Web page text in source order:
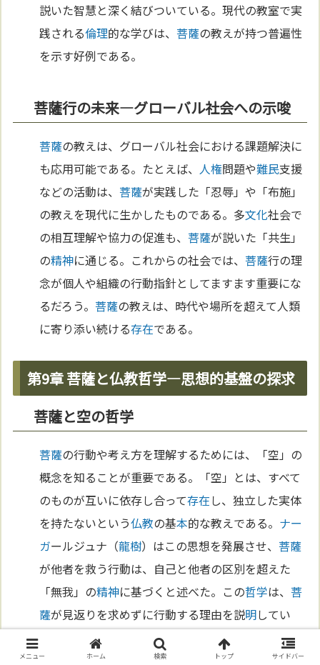
説いた智慧と深く結びついている。現代の教室で実
践される倫理的な学びは、菩薩の教えが持つ普遍性
を示す好例である。
菩薩行の未来—グローバル社会への示唆
菩薩の教えは、グローバル社会における課題解決に
も応用可能である。たとえば、 人権問題や難民支援
などの活動は、菩薩が実践した「忍辱」や「布施」
の教えを現代に生かしたものである。多文化社会で
の相互理解や協力の促進も、菩薩が説いた「共生」
の精神に通じる。これからの社会では、菩薩行の理
念が個人や組織の行動指針としてますます重要にな
るだろう。菩薩の教えは、時代や場所を超えて人類
に寄り添い続ける存在である。
第9章 菩薩と仏教哲学—思想的基盤の探求
菩薩と空の哲学
菩薩の行動や考え方を理解するためには、「空」の
概念を知ることが重要である。「空」とは、すべて
のものが互いに依存し合って存在し、独立した実体
を持たないという仏教の基本的な教えである。 ナー
ガールジュナ（龍樹）はこの思想を発展させ、菩薩
が他者を救う行動は、自己と他者の区別を超えた
「無我」の精神に基づくと述べた。この哲学は、菩
薩が見返りを求めずに行動する理由を説明してい
る。空の理解は、日常の出来事を超越し、広い視野
を持つための基盤となる。
メニュー ホーム 検索 トップ サイドバー